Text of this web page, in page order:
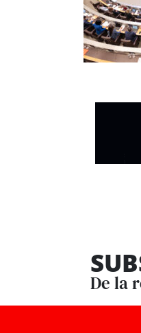
De la